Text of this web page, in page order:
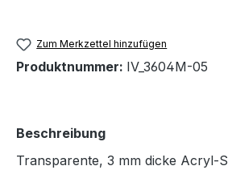
Zum Merkzettel hinzufügen
Produktnummer: IV_3604M-05
Beschreibung
Transparente, 3 mm dicke Acryl-